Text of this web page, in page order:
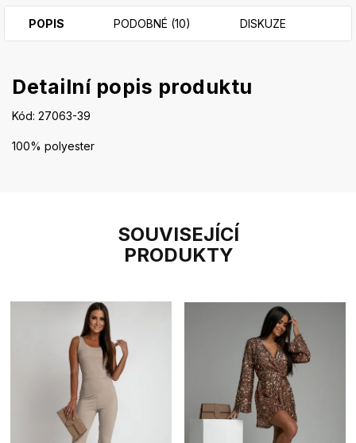
SOUVISEJÍCÍ
PRODUKTY
POPIS PODOBNÉ (10) DISKUZE
Detailní popis produktu
Kód: 27063-39
100% polyester